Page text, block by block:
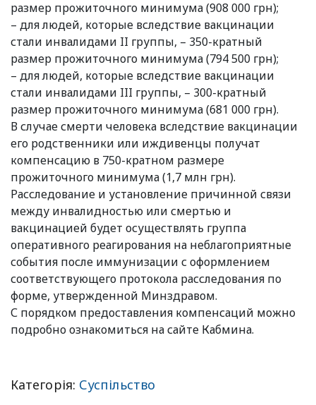
размер прожиточного минимума (908 000 грн);
– для людей, которые вследствие вакцинации
стали инвалидами II группы, – 350-кратный
размер прожиточного минимума (794 500 грн);
– для людей, которые вследствие вакцинации
стали инвалидами III группы, – 300-кратный
размер прожиточного минимума (681 000 грн).
В случае смерти человека вследствие вакцинации
его родственники или иждивенцы получат
компенсацию в 750-кратном размере
прожиточного минимума (1,7 млн грн).
Расследование и установление причинной связи
между инвалидностью или смертью и
вакцинацией будет осуществлять группа
оперативного реагирования на неблагоприятные
события после иммунизации с оформлением
соответствующего протокола расследования по
форме, утвержденной Минздравом.
С порядком предоставления компенсаций можно
подробно ознакомиться на сайте Кабмина.
Категорія: Суспільство